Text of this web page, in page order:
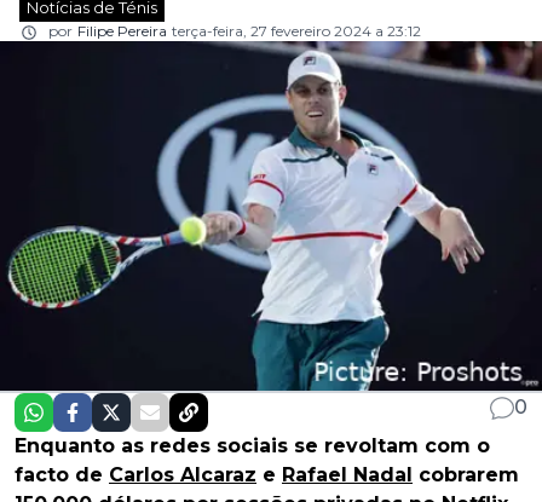
Notícias de Ténis
por Filipe Pereira terça-feira, 27 fevereiro 2024 a 23:12
0
Enquanto as redes sociais se revoltam com o
facto de Carlos Alcaraz e Rafael Nadal cobrarem